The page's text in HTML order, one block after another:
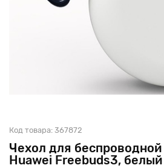
Чехол для беспроводной
Huawei Freebuds3, белый
Код товара: 367872